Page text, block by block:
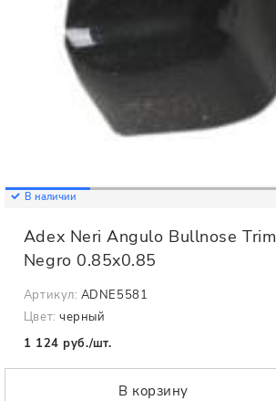
В наличии
Adex Neri Angulo Bullnose Trim
Negro 0.85x0.85
Артикул: ADNE5581
Цвет: черный
1 124 руб./шт.
В корзину